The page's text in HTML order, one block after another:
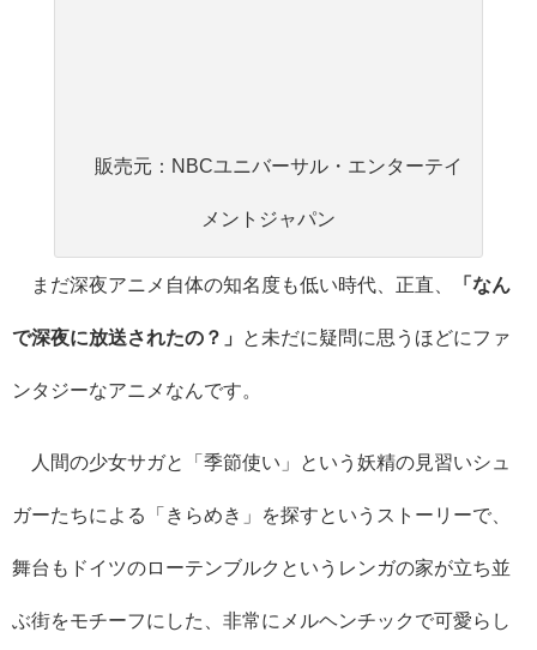
販売元：NBCユニバーサル・エンターテイ
メントジャパン
まだ深夜アニメ自体の知名度も低い時代、正直、 「なん
で深夜に放送されたの？」 と未だに疑問に思うほどにファ
ンタジーなアニメなんです。
人間の少女サガと「季節使い」という妖精の見習いシュ
ガーたちによる「きらめき」を探すというストーリーで、
舞台もドイツのローテンブルクというレンガの家が立ち並
ぶ街をモチーフにした、非常にメルヘンチックで可愛らし